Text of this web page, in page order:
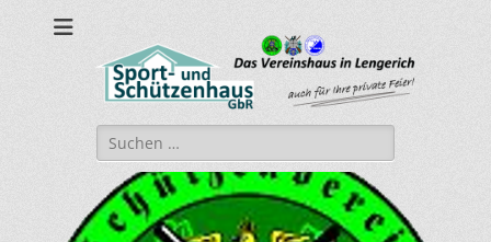
sport-und-
schuetzenhaus.de
Sport- und Schützenhaus GbR
Suche
nach: